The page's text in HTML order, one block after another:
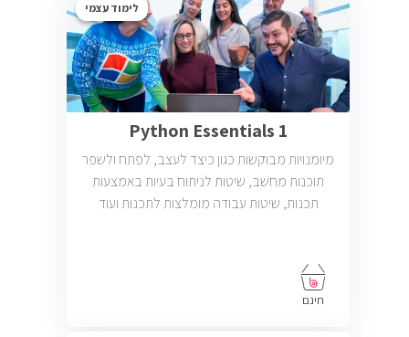
לימוד עצמי
Python Essentials 1
מיומנויות מבוקשות כגון כיצד לעצב, לפתח ולשפר
תוכנות מחשב, שיטות לניתוח בעיות באמצעות
תכנות, שיטות עבודה מומלצות לתכנות ועוד
חינם